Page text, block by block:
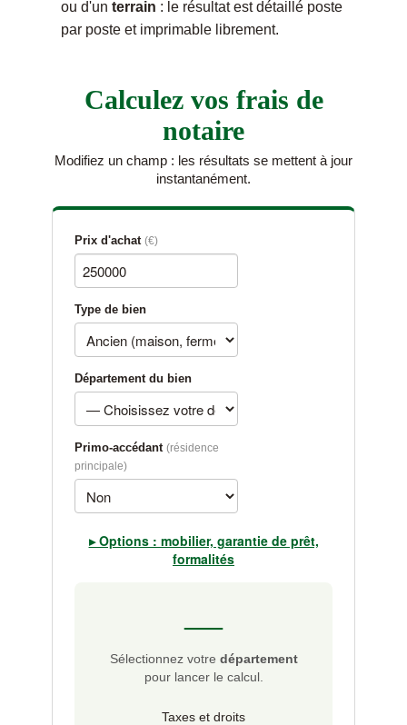
ou d'un terrain : le résultat est détaillé poste
par poste et imprimable librement.
Calculez vos frais de
notaire
Modifiez un champ : les résultats se mettent à jour
instantanément.
Prix d'achat (€)
Type de bien
Département du bien
Primo-accédant (résidence
principale)
▸ Options : mobilier, garantie de prêt,
formalités
—
Sélectionnez votre département
pour lancer le calcul.
Taxes et droits